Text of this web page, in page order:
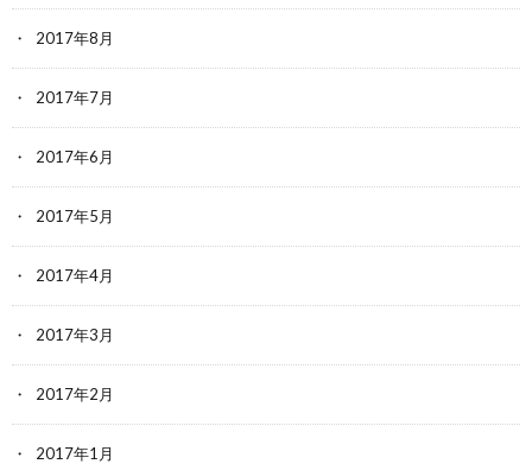
2017年8月
2017年7月
2017年6月
2017年5月
2017年4月
2017年3月
2017年2月
2017年1月